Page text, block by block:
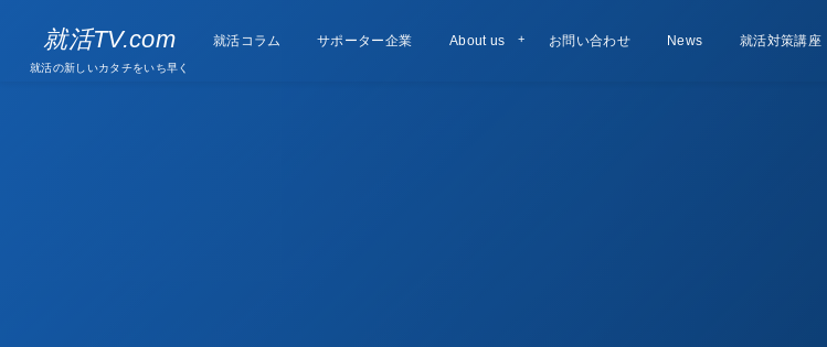
就活TV.com
就活の新しいカタチをいち早く
就活コラム
Column サポーター企業
Supporter
companies
About us お問い合わせ
Contact News
お知らせ 就活対策講座
Lesson